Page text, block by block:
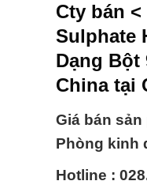
Cty bán
Sulphate
Dạng Bột
China tại
Giá bán
Phòng kinh
Hotline :